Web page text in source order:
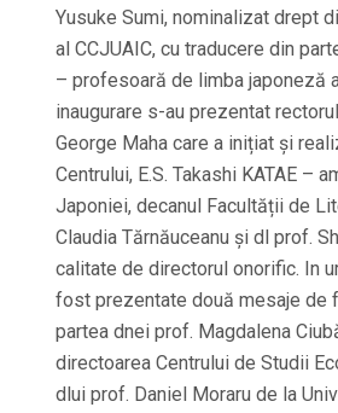
Yusuke Sumi, nominalizat drept
al CCJUAIC, cu traducere din
– profesoară de limba japoneză
inaugurare s-au prezentat
George Maha care a inițiat și
Centrului, E.S. Takashi KATAE –
Japoniei, decanul Facultății de
Claudia Tărnăuceanu și dl prof.
calitate de directorul onorific. In
fost prezentate două mesaje de
partea dnei prof. Magdalena
directoarea Centrului de Studii
dlui prof. Daniel Moraru de la